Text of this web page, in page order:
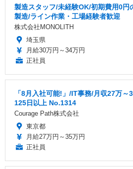
製造スタッフ/未経験OK/初期費用0円
製造/ライン作業・工場経験者歓迎
株式会社MONOLITH
埼玉県
月給30万円～34万円
正社員
「8月入社可能!」/IT事務/月収27万～
125日以上 No.1314
Courage Path株式会社
東京都
月給27万円～35万円
正社員